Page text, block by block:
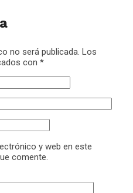
no será publicada. Los
con *
y web en este
comente.